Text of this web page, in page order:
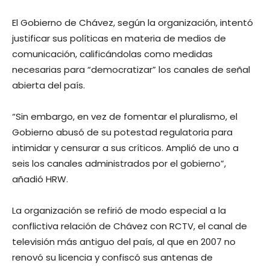
El Gobierno de Chávez, según la organización, intentó
justificar sus políticas en materia de medios de
comunicación, calificándolas como medidas
necesarias para “democratizar” los canales de señal
abierta del país.
“Sin embargo, en vez de fomentar el pluralismo, el
Gobierno abusó de su potestad regulatoria para
intimidar y censurar a sus críticos. Amplió de uno a
seis los canales administrados por el gobierno”,
añadió HRW.
La organización se refirió de modo especial a la
conflictiva relación de Chávez con RCTV, el canal de
televisión más antiguo del país, al que en 2007 no
renovó su licencia y confiscó sus antenas de